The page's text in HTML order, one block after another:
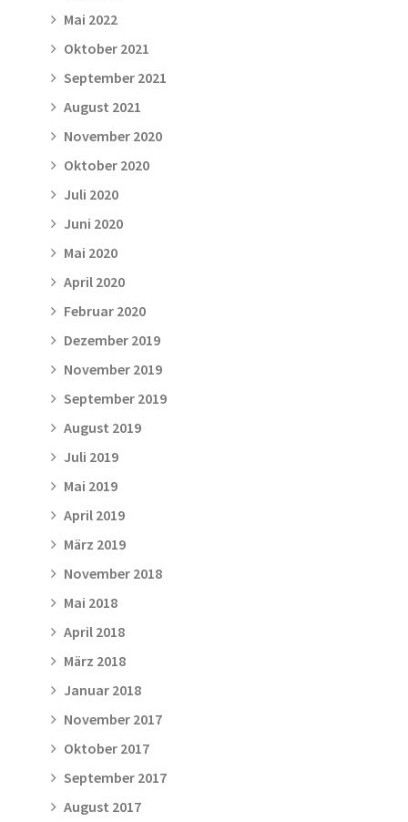
Mai 2022
Oktober 2021
September 2021
August 2021
November 2020
Oktober 2020
Juli 2020
Juni 2020
Mai 2020
April 2020
Februar 2020
Dezember 2019
November 2019
September 2019
August 2019
Juli 2019
Mai 2019
April 2019
März 2019
November 2018
Mai 2018
April 2018
März 2018
Januar 2018
November 2017
Oktober 2017
September 2017
August 2017